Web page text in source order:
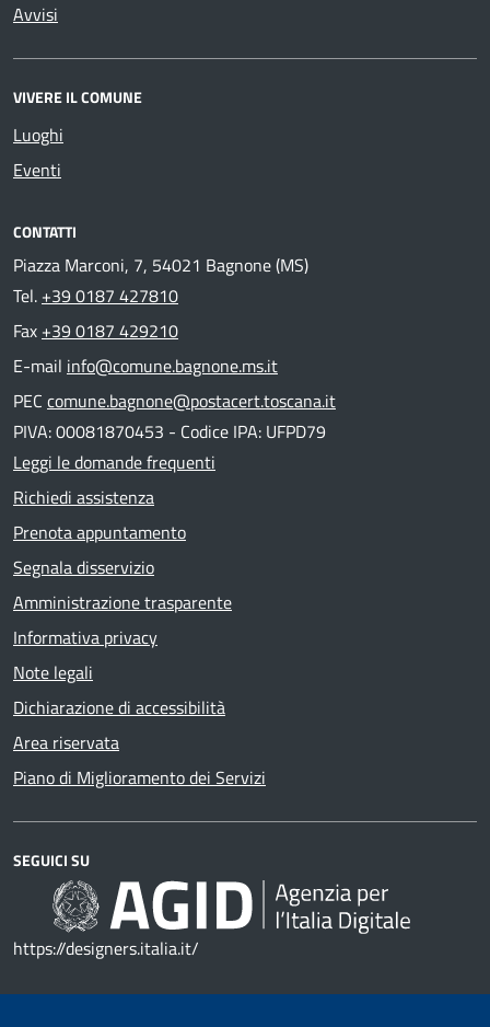
Avvisi
VIVERE IL COMUNE
Luoghi
Eventi
CONTATTI
Piazza Marconi, 7, 54021 Bagnone (MS)
Tel. +39 0187 427810
Fax +39 0187 429210
E-mail info@comune.bagnone.ms.it
PEC comune.bagnone@postacert.toscana.it
PIVA: 00081870453 - Codice IPA: UFPD79
Leggi le domande frequenti
Richiedi assistenza
Prenota appuntamento
Segnala disservizio
Amministrazione trasparente
Informativa privacy
Note legali
Dichiarazione di accessibilità
Area riservata
Piano di Miglioramento dei Servizi
SEGUICI SU
https://designers.italia.it/